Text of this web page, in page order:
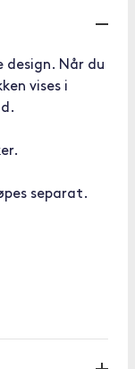
design. Når du
vises i
separat.